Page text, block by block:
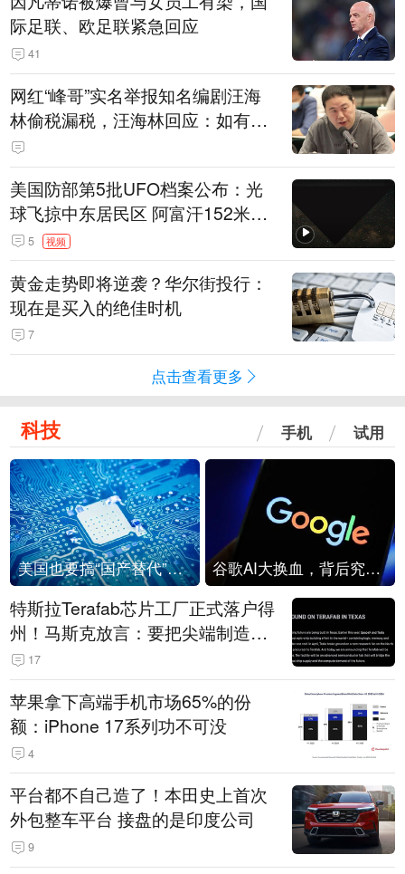
际足联、欧足联紧急回应
41
网红“峰哥”实名举报知名编剧汪海
林偷税漏税，汪海林回应：如有违
法行为，相关机构自会进行评判和
处理
美国防部第5批UFO档案公布：光
球飞掠中东居民区 阿富汗152米三
角形遮蔽星光
5 视频
黄金走势即将逆袭？华尔街投行：
现在是买入的绝佳时机
7
点击查看更多
科技 手机 试用
美国也要搞“国产替代”？先算清三笔账 谷歌AI大换血，背后究竟发生了什么？
特斯拉Terafab芯片工厂正式落户得
州！马斯克放言：要把尖端制造带
回美国
17
苹果拿下高端手机市场65%的份
额：iPhone 17系列功不可没
4
平台都不自己造了！本田史上首次
外包整车平台 接盘的是印度公司
9